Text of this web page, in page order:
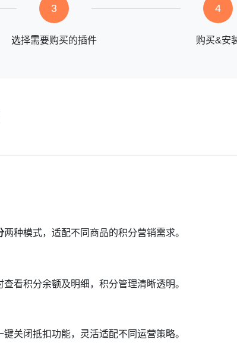
3
选择需要购买的插件
4
购买&安
两种模式，适配不同商品的积分营销需求。
看积分余额及明细，积分管理清晰透明。
关闭抵扣功能，灵活适配不同运营策略。